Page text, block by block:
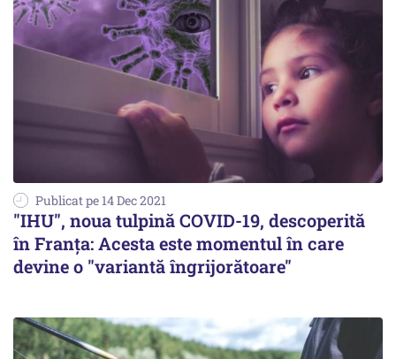
Publicat pe 14 Dec 2021
"IHU", noua tulpină COVID-19, descoperită
în Franța: Acesta este momentul în care
devine o "variantă îngrijorătoare"